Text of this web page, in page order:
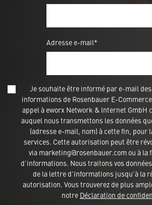
Adresse e-mail*
Je souhaite être informé par e-mail
informations de Rosenbauer E-
appel à eworx Network & Internet GmbH
auquel nous transmettons les données
(adresse e-mail, nom) à cette fin, pour
services. Cette autorisation peut être
via marketing@rosenbauer.com ou à
d'informations. Nous traitons vos
de la lettre d'informations jusqu'à la
autorisation. Vous trouverez de plus
notre Déclaration de